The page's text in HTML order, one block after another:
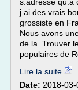
j.ai des vrais
grossiste en
Nous avons
de la. Trouver
populaires de
Lire la suite
Date: 2018-